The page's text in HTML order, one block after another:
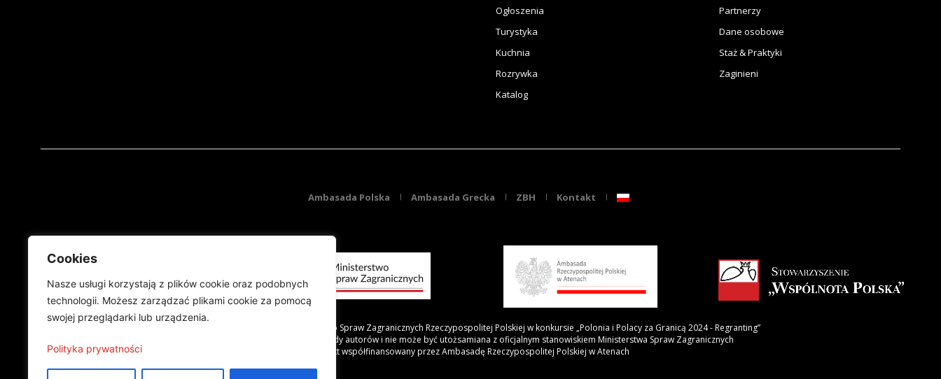
Cookies
Nasze usługi korzystają z plików cookie oraz podobnych
technologii. Możesz zarządzać plikami cookie za pomocą
swojej przeglądarki lub urządzenia.
Polityka prywatności
Ogłoszenia
Turystyka
Kuchnia
Rozrywka
Katalog
Partnerzy
Dane osobowe
Staż & Praktyki
Zaginieni
Ambasada Polska Ambasada Grecka ZBH Kontakt
Projekt finansowany przez Ministerstwo Spraw Zagranicznych Rzeczypospolitej Polskiej w konkursie „Polonia i Polacy za Granicą 2024 - Regranting”
Publikacja wyraża jedynie poglądy autorów i nie może być utożsamiana z oficjalnym stanowiskiem Ministerstwa Spraw Zagranicznych
Projekt współfinansowany przez Ambasadę Rzeczypospolitej Polskiej w Atenach